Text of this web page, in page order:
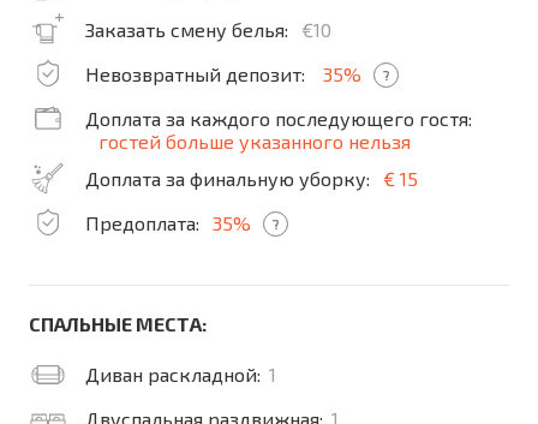
Заказать смену белья:
€10
Невозвратный депозит:
35% ?
Доплата за каждого последующего гостя:
гостей больше указанного нельзя
Доплата за финальную уборку:
€ 15
Предоплата:
35% ?
СПАЛЬНЫЕ МЕСТА:
Диван раскладной: 1
Двуспальная раздвижная: 1